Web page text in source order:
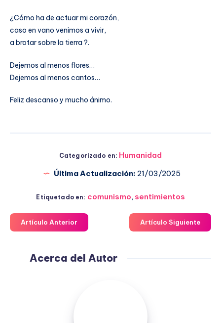
¿Cómo ha de actuar mi corazón,
caso en vano venimos a vivir,
a brotar sobre la tierra ?.
Dejemos al menos flores…
Dejemos al menos cantos…
Feliz descanso y mucho ánimo.
Categorizado en: Humanidad
Última Actualización: 21/03/2025
Etiquetado en: comunismo, sentimientos
Artículo Anterior Artículo Siguiente
Acerca del Autor